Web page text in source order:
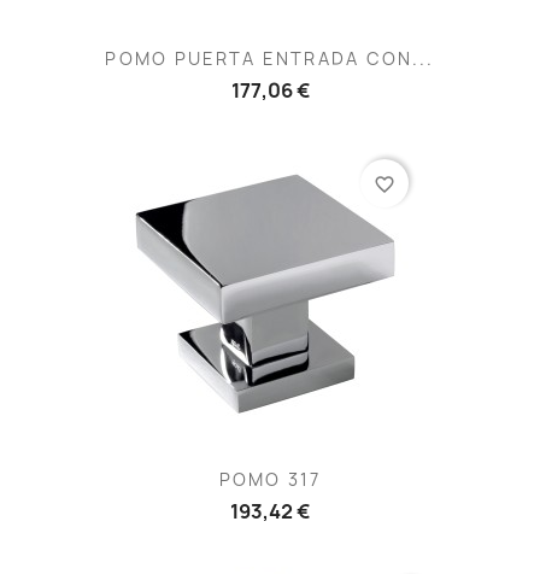
POMO PUERTA ENTRADA CON...
177,06 €
POMO 317
193,42 €
favorite_border